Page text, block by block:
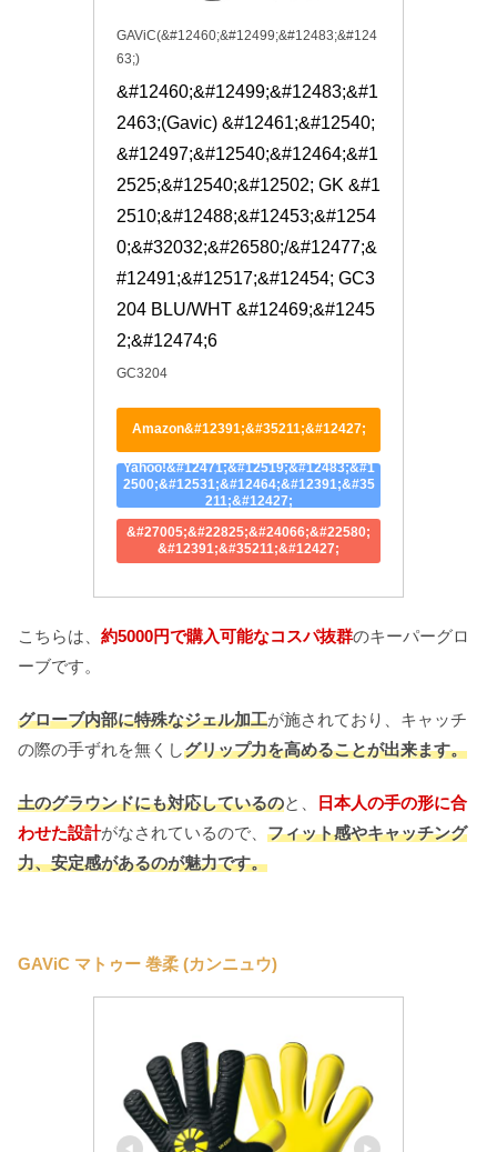
GAViC(&#12460;&#12499;&#12483;&#124
63;)
&#12460;&#12499;&#12483;&#1
2463;(Gavic) &#12461;&#12540;
&#12497;&#12540;&#12464;&#1
2525;&#12540;&#12502; GK &#1
2510;&#12488;&#12453;&#1254
0;&#32032;&#26580;/&#12477;&
#12491;&#12517;&#12454; GC3
204 BLU/WHT &#12469;&#1245
2;&#12474;6
GC3204
Amazon&#12391;&#35211;&#12427;
Yahoo!&#12471;&#12519;&#12483;&#1
2500;&#12531;&#12464;&#12391;&#35
211;&#12427;
&#27005;&#22825;&#24066;&#22580;
&#12391;&#35211;&#12427;
こちらは、 約5000円で購入可能なコスパ抜群のキーパーグロ
ーブです。
グローブ内部に特殊なジェル加工が施されており、キャッチ
の際の手ずれを無くしグリップ力を高めることが出来ます。
土のグラウンドにも対応しているのと、
日本人の手の形に合
わせた設計がなされているので、 フィット感やキャッチング
力、安定感があるのが魅力です。
GAViC マトゥー 巻柔 (カンニュウ)